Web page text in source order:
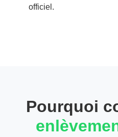
officiel.
Pourquoi